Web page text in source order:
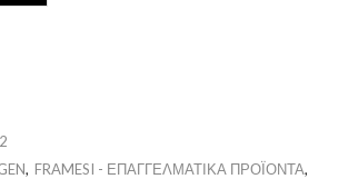
, FRAMESI - ΕΠΑΓΓΕΛΜΑΤΙΚΑ ΠΡΟΪΟΝΤΑ,